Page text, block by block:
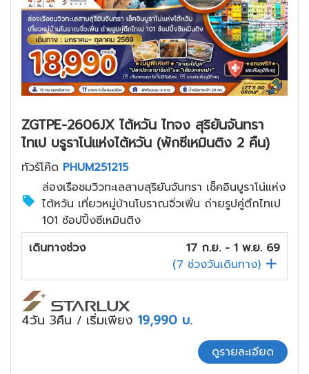
ZGTPE-2606JX ไต้หวัน ไทจง สุริยันจันทรา
ไทเป บรูราโน่แห่งไต้หวัน (พักซีเหมินติง 2 คืน)
ทัวร์โค๊ด PHUM251215
ล่องเรือชมวิวทะเลสาบสุริยันจันทรา เช็คอินบูราโน่แห่ง
ไต้หวัน เที่ยวหมู่บ้านโบราณจิ่วเฟิ่น ถ่ายรูปคู่ตึกไทเป
101 ช้อปปิ้งซีเหมินติง
เดินทางช่วง
17 ก.ย. - 1 พ.ย. 69
(7 ช่วงวันเดินทาง)
4วัน 3คืน / เริ่มเพียง 19,990 บ.
ดูรายละเอียด